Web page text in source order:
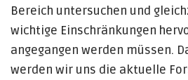
Bereich untersuchen und
wichtige Einschränkungen
angegangen werden müssen.
werden wir uns die aktuelle